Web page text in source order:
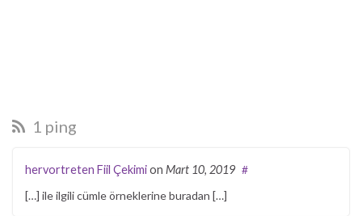
1 ping
hervortreten Fiil Çekimion Mart 10, 2019 #
[…] ile ilgili cümle örneklerine buradan […]